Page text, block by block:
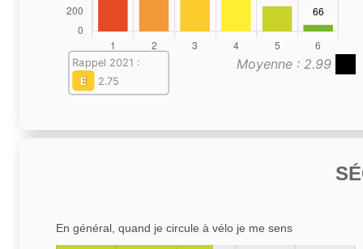
Moyenne : 2.99
Rappel 2021 :
E
2.75
En général, quand je circule à vélo je me sens